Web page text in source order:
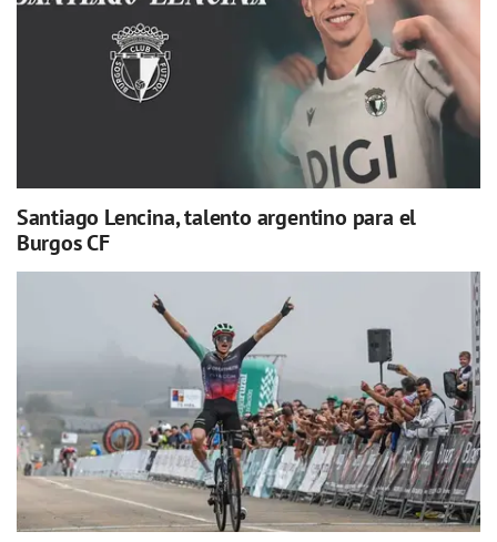
Santiago Lencina, talento argentino para el
Burgos CF